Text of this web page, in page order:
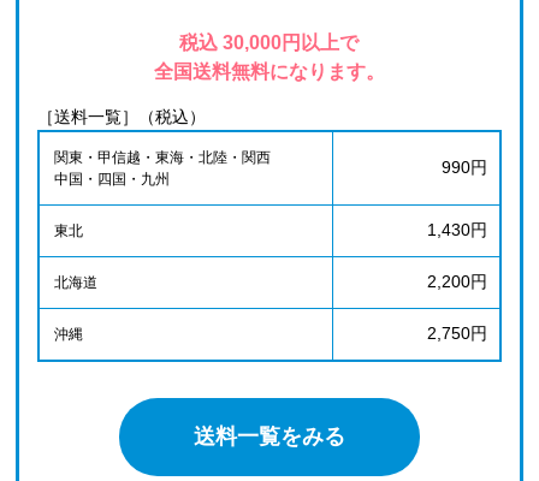
税込 30,000円以上で
全国送料無料になります。
［送料一覧］（税込）
関東・甲信越・東海・北陸・関西
中国・四国・九州
990円
東北 1,430円
北海道 2,200円
沖縄 2,750円
送料一覧をみる